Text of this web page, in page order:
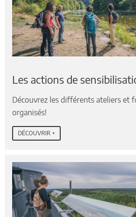
Les actions de
Découvrez les différents ateliers et
organisés!
DÉCOUVRIR +